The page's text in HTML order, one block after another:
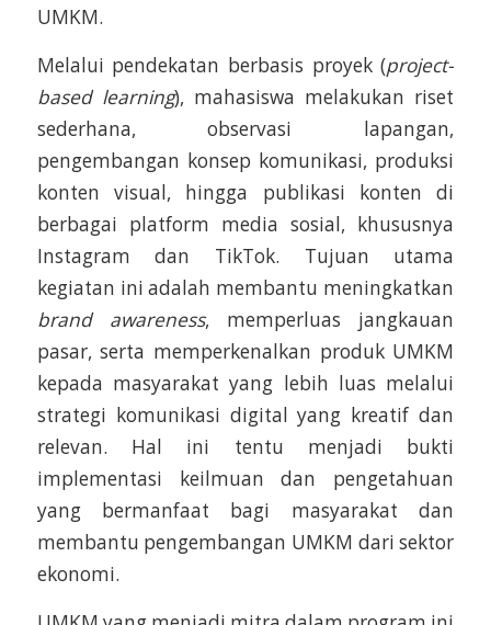
UMKM.
Melalui pendekatan berbasis proyek (project-
based learning), mahasiswa melakukan riset
sederhana, observasi lapangan,
pengembangan konsep komunikasi, produksi
konten visual, hingga publikasi konten di
berbagai platform media sosial, khususnya
Instagram dan TikTok. Tujuan utama
kegiatan ini adalah membantu meningkatkan
brand awareness, memperluas jangkauan
pasar, serta memperkenalkan produk UMKM
kepada masyarakat yang lebih luas melalui
strategi komunikasi digital yang kreatif dan
relevan. Hal ini tentu menjadi bukti
implementasi keilmuan dan pengetahuan
yang bermanfaat bagi masyarakat dan
membantu pengembangan UMKM dari sektor
ekonomi.